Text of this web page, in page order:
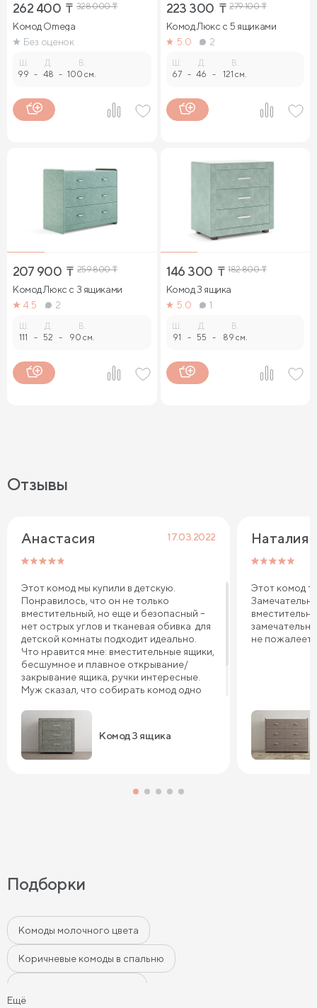
262 400 ₸ 328 000₸
Комод Omega
Без оценок
99 -
Д.
48 -
В.
100 см.
223 300 ₸ 279 100₸
Комод Люкс с 5 ящиками
5.0
2
67 -
Д.
46 -
В.
121 см.
207 900 ₸ 259 800₸
Комод Люкс с 3 ящиками
4.5
2
111 -
Д.
52 -
В.
90 см.
146 300 ₸ 182 800₸
Комод 3 ящика
5.0
1
91 -
Д.
55 -
В.
89 см.
Отзывы
Анастасия 17.03.2022
Этот комод мы купили в детскую.
Понравилось, что он не только
вместительный, но еще и безопасный –
нет острых углов и тканевая обивка для
детской комнаты подходит идеально.
Что нравится мне: вместительные ящики,
бесшумное и плавное открывание/
закрывание ящика, ручки интересные.
Муж сказал, что собирать комод одно
качество похвалил. Уверена, комод 3
ящика прослужит нам долго.
Комод 3 ящика
Наталия
Этот комод
не
Подборки
Комоды молочного цвета
Коричневые комоды в спальню
Ещё